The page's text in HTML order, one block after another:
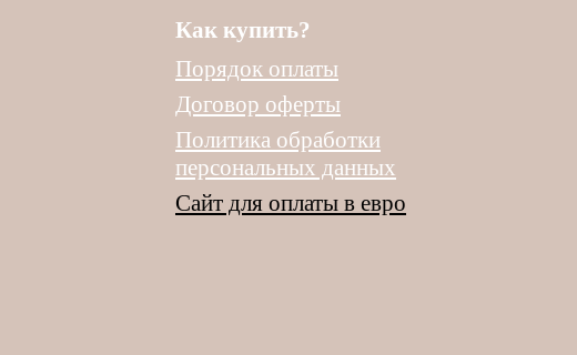
Как купить?
Порядок оплаты
Договор оферты
Политика обработки
персональных данных
Сайт для оплаты в евро